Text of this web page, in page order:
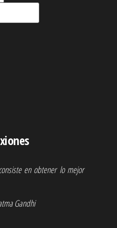
en obtener lo mejor
Gandhi